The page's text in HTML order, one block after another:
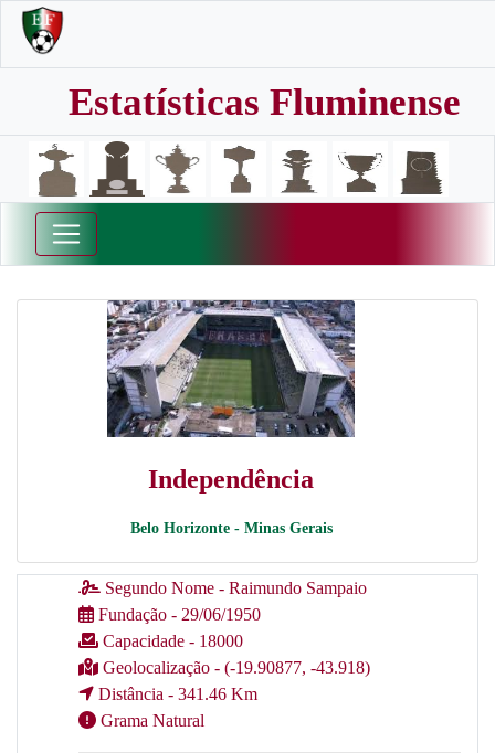
Estatísticas Fluminense
Independência
Belo Horizonte - Minas Gerais
Segundo Nome - Raimundo Sampaio
Fundação - 29/06/1950
Capacidade - 18000
Geolocalização - (-19.90877, -43.918)
Distância - 341.46 Km
Grama Natural